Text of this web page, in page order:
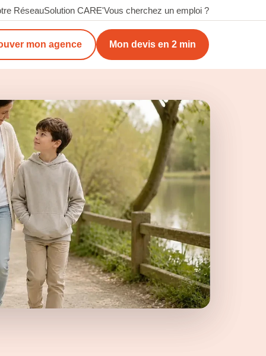
RéseauSolution CARE'Vous cherchez un emploi ?
mon agence Mon devis en 2 min